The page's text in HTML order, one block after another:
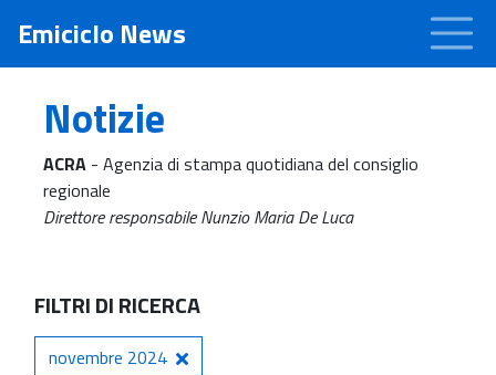
Emiciclo News
Notizie
ACRA - Agenzia di stampa quotidiana del consiglio
regionale
Direttore responsabile Nunzio Maria De Luca
FILTRI DI RICERCA
novembre 2024